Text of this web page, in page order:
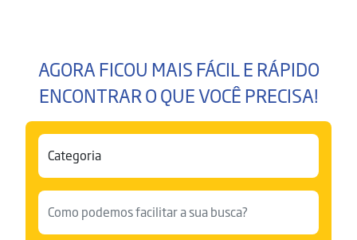
AGORA FICOU MAIS FÁCIL E RÁPIDO
ENCONTRAR O QUE VOCÊ PRECISA!